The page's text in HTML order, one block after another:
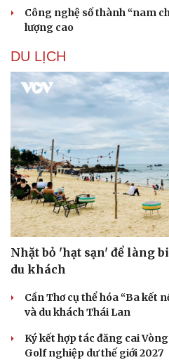
Sức khỏe
Dinh dưỡng - món ngon
Cây thuốc
Nam khoa
Làm đẹp - giảm cân
Phòng mạch online
Ăn sạch sống khỏe
Công nghệ số thành “nam
lượng cao
DU LỊCH
Nhặt bỏ 'hạt sạn' để làng
du khách
Cần Thơ cụ thể hóa “Ba kết
và du khách Thái Lan
Ký kết hợp tác đăng cai
Golf nghiệp dư thế giới 2027